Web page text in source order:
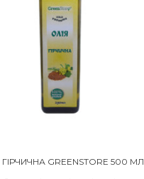
GREENSTORE 500 МЛ